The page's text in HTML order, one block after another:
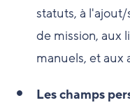
statuts, à
de mission, aux
manuels, et aux
Les champs